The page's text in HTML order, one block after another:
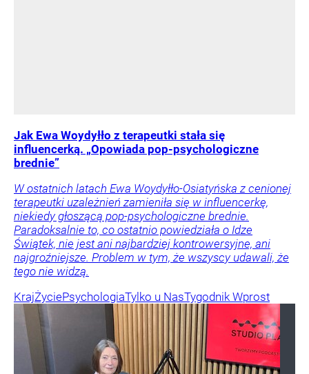
Jak Ewa Woydyłło z terapeutki stała się
influencerką. „Opowiada pop-psychologiczne
brednie”
W ostatnich latach Ewa Woydyłło-Osiatyńska z cenionej
terapeutki uzależnień zamieniła się w influencerkę,
niekiedy głoszącą pop-psychologiczne brednie.
Paradoksalnie to, co ostatnio powiedziała o Idze
Świątek, nie jest ani najbardziej kontrowersyjne, ani
najgroźniejsze. Problem w tym, że wszyscy udawali, że
tego nie widzą.
KrajŻyciePsychologiaTylko u NasTygodnik Wprost